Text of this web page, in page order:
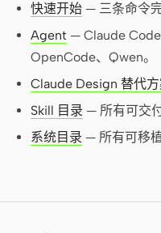
快速开始 — 三条命令
Agent — Claude
OpenCode、Qwen。
Claude Design 替代
Skill 目录 — 所有可交
系统目录 — 所有可移